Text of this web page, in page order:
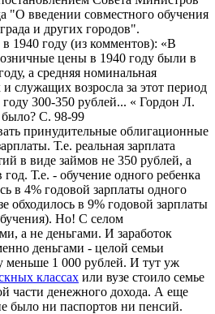
"О введении совместного обучения
и других городов".
в 1940 году (из комментов): «В
цены в 1940 году были в
а средняя номинальная
и служащих возросла за этот период
году 300-350 рублей... « Гордон Л.
С. 98-99
принудительные облигационные
Т.е. реальная зарплата
в виде займов не 350 рублей, а
Т.е. - обучение одного ребенка
в 4% годовой зарплаты одного
обходилось в 9% годовой зарплаты
Но! С селом
а не деньгами. И заработок
деньгами - целой семьи
меньше 1 000 рублей. И тут уж
классах или вузе стоило семье
части денежного дохода. А еще
было ни паспортов ни пенсий.